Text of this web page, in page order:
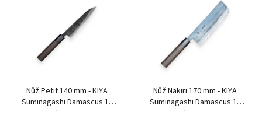
Nůž Petit 140 mm - KIYA
Suminagashi Damascus 11
Nůž Nakiri 170 mm - KIYA
Suminagashi Damascus 11